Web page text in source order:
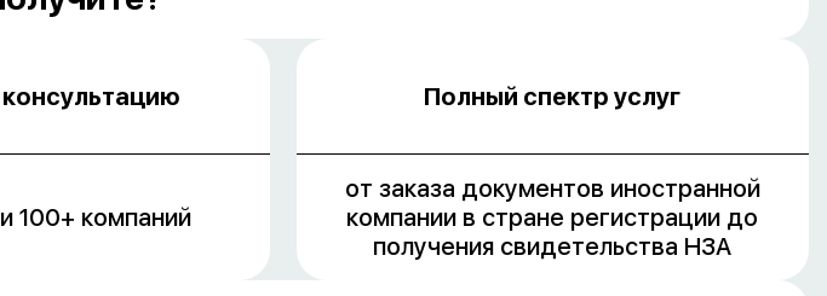
100+ компаний
Полный спектр услуг
от заказа документов иностранной
компании в стране регистрации до
получения свидетельства НЗА